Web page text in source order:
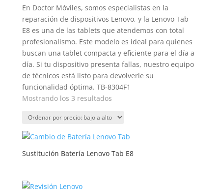
En Doctor Móviles, somos especialistas en la
reparación de dispositivos Lenovo, y la Lenovo Tab
E8 es una de las tablets que atendemos con total
profesionalismo. Este modelo es ideal para quienes
buscan una tablet compacta y eficiente para el día a
día. Si tu dispositivo presenta fallas, nuestro equipo
de técnicos está listo para devolverle su
funcionalidad óptima. TB-8304F1
Mostrando los 3 resultadosOrdenado
precio:
alto
Sustitución Batería Lenovo Tab E8